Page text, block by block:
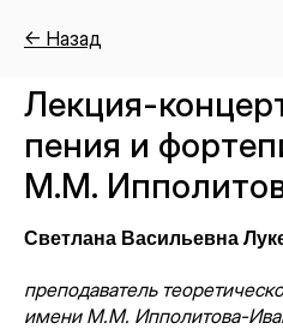
← Назад
Лекция-
пения и
М.М.
Светлана Васильевна
преподаватель
имени М.М. Ипполитова-